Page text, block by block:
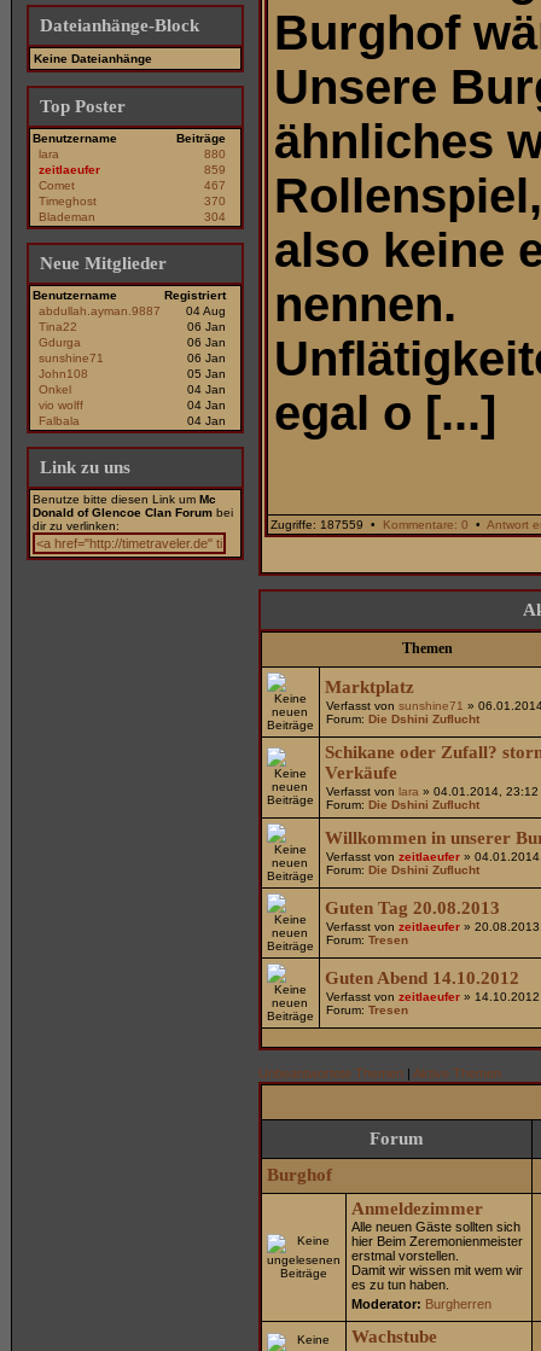
Dateianhänge-Block
Keine Dateianhänge
Top Poster
Benutzername
Beiträge
lara
880
zeitlaeufer
859
Comet
467
Timeghost
370
Blademan
304
Neue Mitglieder
Benutzername
Registriert
abdullah.ayman.9887
04 Aug
Tina22
06 Jan
Gdurga
06 Jan
sunshine71
06 Jan
John108
05 Jan
Onkel
04 Jan
vio wolff
04 Jan
Falbala
04 Jan
Link zu uns
Benutze bitte diesen Link um Mc
Donald of Glencoe Clan Forumbei
dir zu verlinken:
Burghof
Unsere
ähnliches
Rollenspiel,
also keine
nennen.
egal o [...]
Zugriffe: 187559 • Kommentare: 0 • Antwort
Themen
Marktplatz
Verfasst von sunshine71 »
Forum: Die Dshini Zuflucht
Schikane oder Zufall?
Verkäufe
Verfasst von lara » 04.01.2014, 23:12
Forum: Die Dshini Zuflucht
Willkommen in unserer
Verfasst von zeitlaeufer»
Forum: Die Dshini Zuflucht
Guten Tag 20.08.2013
Verfasst von zeitlaeufer»
Forum: Tresen
Guten Abend 14.10.2012
Verfasst von zeitlaeufer»
Forum: Tresen
Unbeantwortete Themen | Aktive Themen
Forum
Burghof
Anmeldezimmer
Alle neuen Gäste sollten sich
hier Beim Zeremonienmeister
erstmal vorstellen.
Damit wir wissen mit wem wir
es zu tun haben.
Moderator: Burgherren
Wachstube